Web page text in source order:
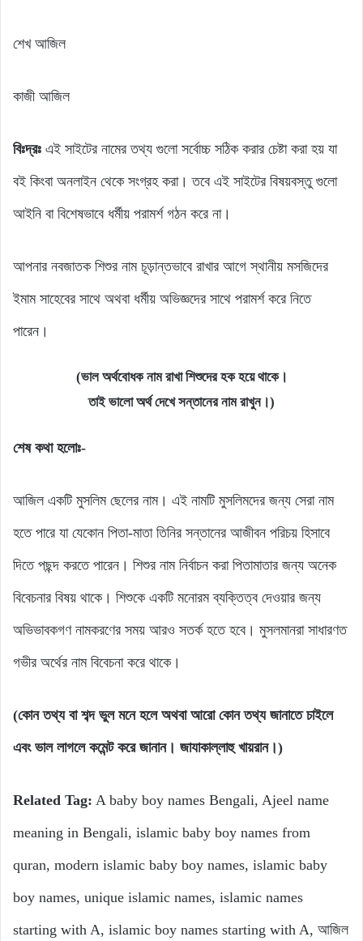
শেখ আজিল
কাজী আজিল
বিঃদ্রঃ এই সাইটের নামের তথ্য গুলো সর্বোচ্চ সঠিক করার চেষ্টা করা হয় যা
বই কিংবা অনলাইন থেকে সংগ্রহ করা। তবে এই সাইটের বিষয়বস্তু গুলো
আইনি বা বিশেষভাবে ধর্মীয় পরামর্শ গঠন করে না।
আপনার নবজাতক শিশুর নাম চূড়ান্তভাবে রাখার আগে স্থানীয় মসজিদের
ইমাম সাহেবের সাথে অথবা ধর্মীয় অভিজ্ঞদের সাথে পরামর্শ করে নিতে
পারেন।
(ভাল অর্থবোধক নাম রাখা শিশুদের হক হয়ে থাকে।
তাই ভালো অর্থ দেখে সন্তানের নাম রাখুন।)
শেষ কথা হলোঃ-
আজিল একটি মুসলিম ছেলের নাম। এই নামটি মুসলিমদের জন্য সেরা নাম
হতে পারে যা যেকোন পিতা-মাতা তিনির সন্তানের আজীবন পরিচয় হিসাবে
দিতে পছন্দ করতে পারেন। শিশুর নাম নির্বাচন করা পিতামাতার জন্য অনেক
বিবেচনার বিষয় থাকে। শিশুকে একটি মনোরম ব্যক্তিত্ব দেওয়ার জন্য
অভিভাবকগণ নামকরণের সময় আরও সতর্ক হতে হবে। মুসলমানরা সাধারণত
গভীর অর্থের নাম বিবেচনা করে থাকে।
(কোন তথ্য বা শব্দ ভুল মনে হলে অথবা আরো কোন তথ্য জানাতে চাইলে
এবং ভাল লাগলে কমেন্ট করে জানান। জাযাকাল্লাহু খায়রান।)
Related Tag: A baby boy names Bengali, Ajeel name
meaning in Bengali, islamic baby boy names from
quran, modern islamic baby boy names, islamic baby
boy names, unique islamic names, islamic names
starting with A, islamic boy names starting with A, আজিল